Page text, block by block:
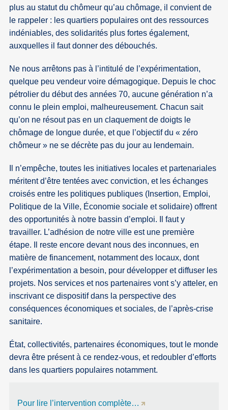
plus au statut du chômeur qu’au chômage, il convient de
le rappeler : les quartiers populaires ont des ressources
indéniables, des solidarités plus fortes également,
auxquelles il faut donner des débouchés.
Ne nous arrêtons pas à l’intitulé de l’expérimentation,
quelque peu vendeur voire démagogique. Depuis le choc
pétrolier du début des années 70, aucune génération n’a
connu le plein emploi, malheureusement. Chacun sait
qu’on ne résout pas en un claquement de doigts le
chômage de longue durée, et que l’objectif du « zéro
chômeur » ne se décrète pas du jour au lendemain.
Il n’empêche, toutes les initiatives locales et partenariales
méritent d’être tentées avec conviction, et les échanges
croisés entre les politiques publiques (Insertion, Emploi,
Politique de la Ville, Économie sociale et solidaire) offrent
des opportunités à notre bassin d’emploi. Il faut y
travailler. L’adhésion de notre ville est une première
étape. Il reste encore devant nous des inconnues, en
matière de financement, notamment des locaux, dont
l’expérimentation a besoin, pour développer et diffuser les
projets. Nos services et nos partenaires vont s’y atteler, en
inscrivant ce dispositif dans la perspective des
conséquences économiques et sociales, de l’après-crise
sanitaire.
État, collectivités, partenaires économiques, tout le monde
devra être présent à ce rendez-vous, et redoubler d’efforts
dans les quartiers populaires notamment.
Pour lire l’intervention complète…